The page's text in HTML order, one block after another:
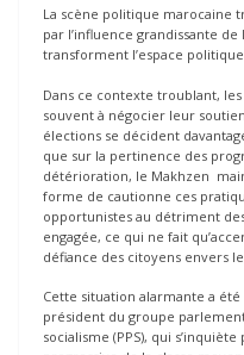
La scène politique marocaine
par l’influence grandissante
transforment l’espace
Dans ce contexte troublant,
souvent à négocier leur
élections se décident
que sur la pertinence des
détérioration, le Makhzen
forme de cautionne ces
opportunistes au détriment
engagée, ce qui ne fait
défiance des citoyens envers
Cette situation alarmante a
président du groupe
socialisme (PPS), qui